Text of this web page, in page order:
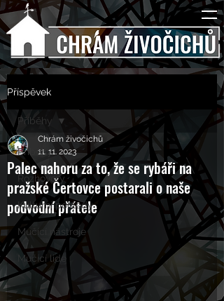
Příspěvek
Příběhy
Rozhovory
Kulturní pohledy
Mučící nástroje
Mučící lidé
Příběhy
Palec nahoru za to, že se rybáři na
pražské Čertovce postarali o naše
podvodní přátele
Chrám živočichů
11. 11. 2023